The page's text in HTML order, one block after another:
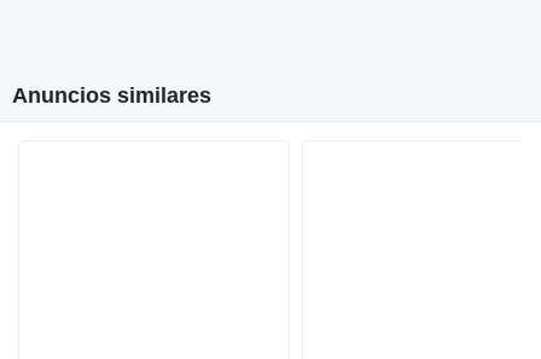
Anuncios similares